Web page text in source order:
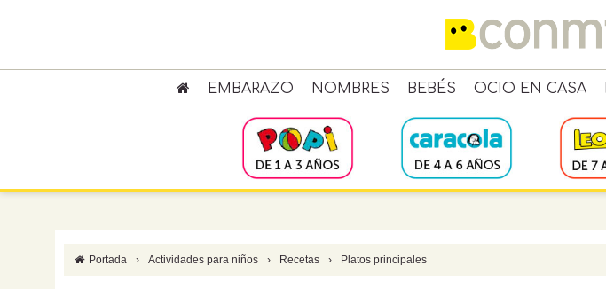
EMBARAZO NOMBRES BEBÉS OCIO EN CASA
Portada › Actividades para niños › Recetas › Platos principales